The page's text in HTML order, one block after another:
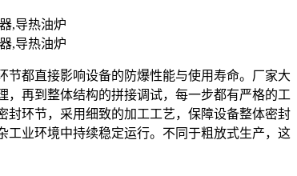
都直接影响设备的防爆性能与使用寿命。厂家大
再到整体结构的拼接调试，每一步都有严格的工
封环节，采用细致的加工工艺，保障设备整体密封
业环境中持续稳定运行。不同于粗放式生产，这